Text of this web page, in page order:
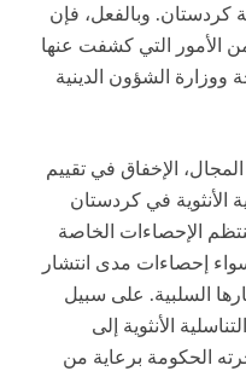
كردستان. وبالفعل، فإن
التي كشفت عنها
الشؤون الدينية
الإخفاق في تقييم
الأنثوية في كردستان
الإحصاءات الخاصة
سواء إحصاءات مدى انتشار
السلبية. على سبيل
الأنثوية إلى
الحكومة برعاية من